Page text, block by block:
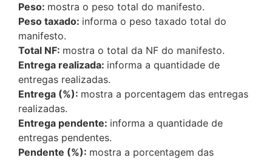
Peso: mostra o peso total do manifesto.
Peso taxado: informa o peso taxado total do
manifesto.
Total NF: mostra o total da NF do manifesto.
Entrega realizada: informa a quantidade de
entregas realizadas.
Entrega (%): mostra a porcentagem das entregas
realizadas.
Entrega pendente: informa a quantidade de
entregas pendentes.
Pendente (%): mostra a porcentagem das